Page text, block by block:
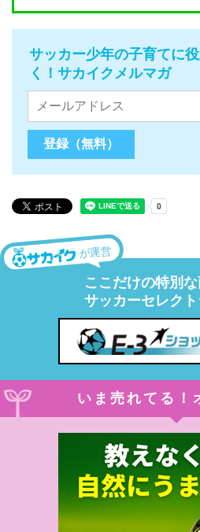
サッカー少年の子育てに
く！サカイクメルマガ
が運営
ここだけの特別
サッカーセレクト
いま売れてる！